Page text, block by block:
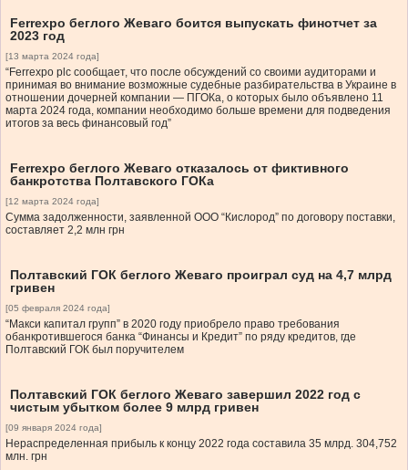
Ferrexpo беглого Жеваго боится выпускать финотчет за
2023 год
[13 марта 2024 года]
“Ferrexpo plc сообщает, что после обсуждений со своими аудиторами и
принимая во внимание возможные судебные разбирательства в Украине в
отношении дочерней компании — ПГОКа, о которых было объявлено 11
марта 2024 года, компании необходимо больше времени для подведения
итогов за весь финансовый год”
Ferrexpo беглого Жеваго отказалось от фиктивного
банкротства Полтавского ГОКа
[12 марта 2024 года]
Сумма задолженности, заявленной ООО “Кислород” по договору поставки,
составляет 2,2 млн грн
Полтавский ГОК беглого Жеваго проиграл суд на 4,7 млрд
гривен
[05 февраля 2024 года]
“Макси капитал групп” в 2020 году приобрело право требования
обанкротившегося банка “Финансы и Кредит” по ряду кредитов, где
Полтавский ГОК был поручителем
Полтавский ГОК беглого Жеваго завершил 2022 год с
чистым убытком более 9 млрд гривен
[09 января 2024 года]
Нераспределенная прибыль к концу 2022 года составила 35 млрд. 304,752
млн. грн